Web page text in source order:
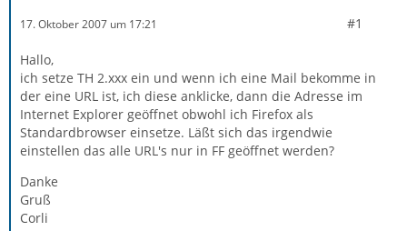
17. Oktober 2007 um 17:21 #1
Hallo,
ich setze TH 2.xxx ein und wenn ich eine Mail bekomme in
der eine URL ist, ich diese anklicke, dann die Adresse im
Internet Explorer geöffnet obwohl ich Firefox als
Standardbrowser einsetze. Läßt sich das irgendwie
einstellen das alle URL's nur in FF geöffnet werden?
Danke
Gruß
Corli